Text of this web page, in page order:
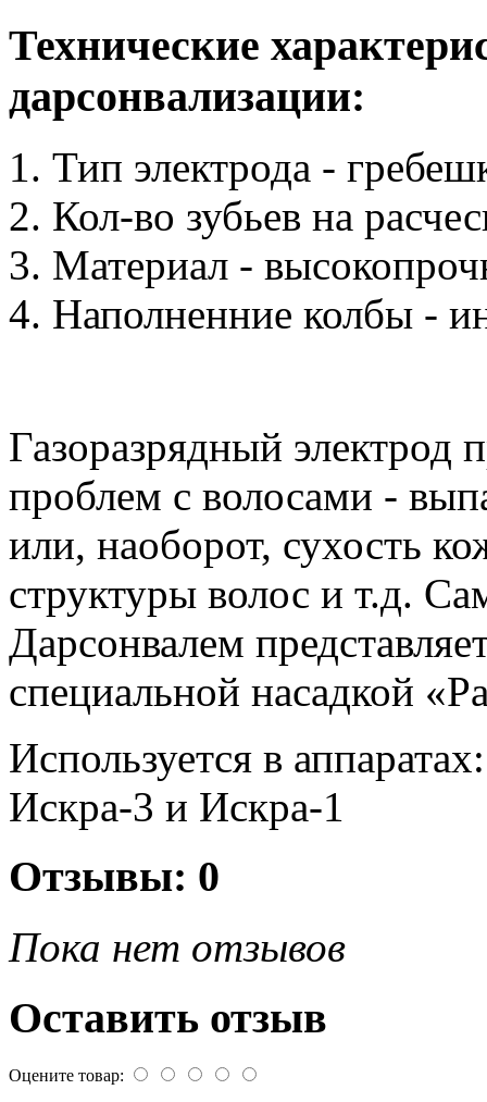
Технические
дарсонвализации:
Тип электрода -
Кол-во зубьев на
Материал -
Наполненние колбы -
Газоразрядный
проблем с волосами -
или, наоборот, сухость
структуры волос и т.д.
Дарсонвалем
специальной насадкой
Используется в
Искра-3 и Искра-1
Отзывы: 0
Пока нет отзывов
Оставить отзыв
Оцените товар: